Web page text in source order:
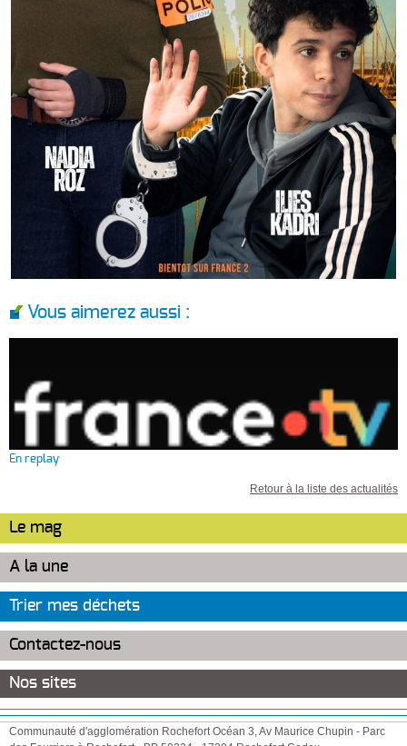
Vous aimerez aussi :
En replay
Retour à la liste des actualités
Le mag
A la une
Trier mes déchets
Contactez-nous
Nos sites
Communauté d'agglomération Rochefort Océan 3, Av Maurice Chupin - Parc